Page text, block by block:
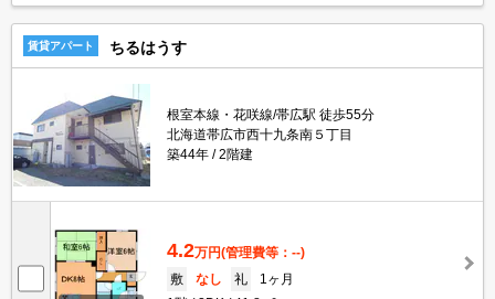
賃貸アパート ちるはうす
根室本線・花咲線/帯広駅 徒歩55分
北海道帯広市西十九条南５丁目
築44年
2階建
4.2万円(管理費等：--)
敷
なし 礼
1ヶ月